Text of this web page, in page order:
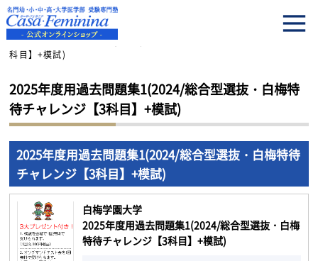
HOME
2025年度用過去問題集1(2024/総合型選抜・白梅特待チャレンジ【3
科目】+模試)
2025年度用過去問題集1(2024/総合型選抜・白梅特
待チャレンジ【3科目】+模試)
2025年度用過去問題集1(2024/総合型選抜・白梅特待
チャレンジ【3科目】+模試)
白梅学園大学
2025年度用過去問題集1(2024/総合型選抜・白梅
特待チャレンジ【3科目】+模試)